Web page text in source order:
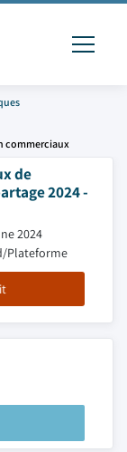
commerciaux
de
2024 -
2024
Plateforme